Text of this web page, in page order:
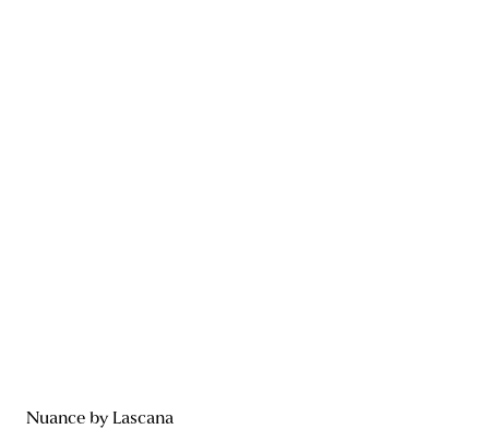
Nuance by Lascana